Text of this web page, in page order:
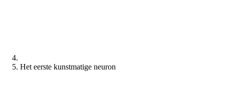
Het eerste kunstmatige neuron